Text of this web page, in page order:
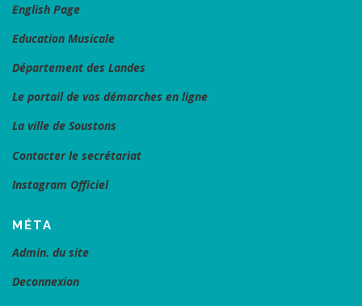
English Page
Education Musicale
Département des Landes
Le portail de vos démarches en ligne
La ville de Soustons
Contacter le secrétariat
Instagram Officiel
MÉTA
Admin. du site
Deconnexion